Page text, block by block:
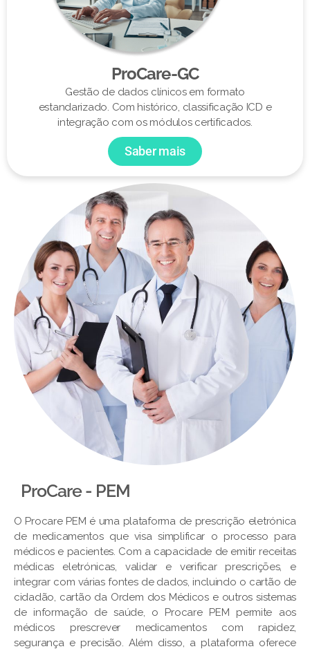
ProCare-GC
Gestão de dados clínicos em formato
estandarizado. Com histórico, classificação ICD e
integração com os módulos certificados.
Saber mais
ProCare - PEM​
O Procare PEM é uma plataforma de prescrição eletrónica
de medicamentos que visa simplificar o processo para
médicos e pacientes. Com a capacidade de emitir receitas
médicas eletrónicas, validar e verificar prescrições, e
integrar com várias fontes de dados, incluindo o cartão de
cidadão, cartão da Ordem dos Médicos e outros sistemas
de informação de saúde, o Procare PEM permite aos
médicos prescrever medicamentos com rapidez,
segurança e precisão. Além disso, a plataforma oferece